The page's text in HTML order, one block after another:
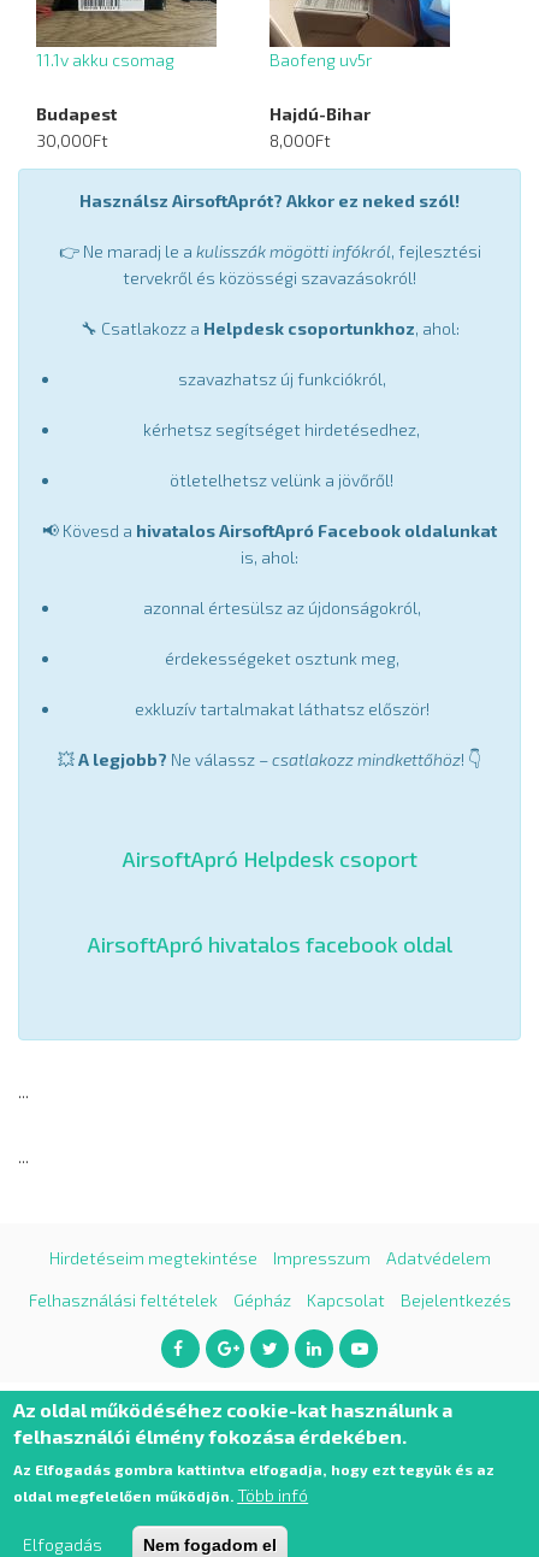
11.1v akku csomag
Budapest
30,000Ft
Baofeng uv5r
Hajdú-Bihar
8,000Ft
Használsz AirsoftAprót? Akkor ez neked szól!
👉 Ne maradj le a kulisszák mögötti infókról, fejlesztési
tervekről és közösségi szavazásokról!
🔧 Csatlakozz a Helpdesk csoportunkhoz, ahol:
szavazhatsz új funkciókról,
kérhetsz segítséget hirdetésedhez,
ötletelhetsz velünk a jövőről!
📢 Kövesd a hivatalos AirsoftApró Facebook oldalunkat
is, ahol:
azonnal értesülsz az újdonságokról,
érdekességeket osztunk meg,
exkluzív tartalmakat láthatsz először!
💥A legjobb? Ne válassz –csatlakozz mindkettőhöz! 👇
AirsoftApró Helpdesk csoport
AirsoftApró hivatalos facebook oldal
...
...
Hirdetéseim megtekintése Impresszum Adatvédelem
Felhasználási feltételek Gépház Kapcsolat Bejelentkezés
Airsoftapro 2026. Minden jog fenntartva.
Az oldalt készítette a
Az oldal működéséhez cookie-kat használunk a
felhasználói élmény fokozása érdekében.
Az Elfogadás gombra kattintva elfogadja, hogy ezt tegyük és az
oldal megfelelően működjön. Több infó
Elfogadás Nem fogadom el